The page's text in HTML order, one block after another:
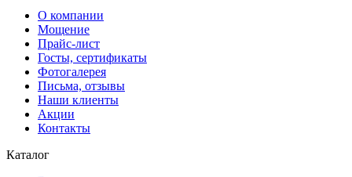
О компании
Мощение
Прайс-лист
Госты, сертификаты
Фотогалерея
Письма, отзывы
Наши клиенты
Акции
Контакты
Каталог